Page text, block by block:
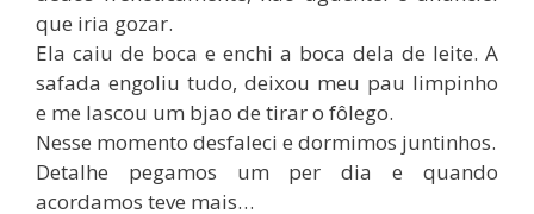
que iria gozar.
Ela caiu de boca e enchi a boca dela de leite. A
safada engoliu tudo, deixou meu pau limpinho
e me lascou um bjao de tirar o fôlego.
Nesse momento desfaleci e dormimos juntinhos.
Detalhe pegamos um per dia e quando
acordamos teve mais…